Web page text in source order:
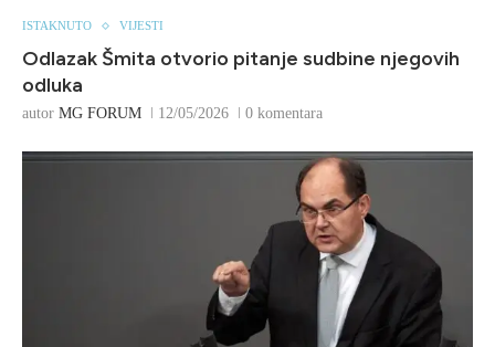
ISTAKNUTO VIJESTI
Odlazak Šmita otvorio pitanje sudbine njegovih
odluka
autor MG FORUM 12/05/2026 0 komentara